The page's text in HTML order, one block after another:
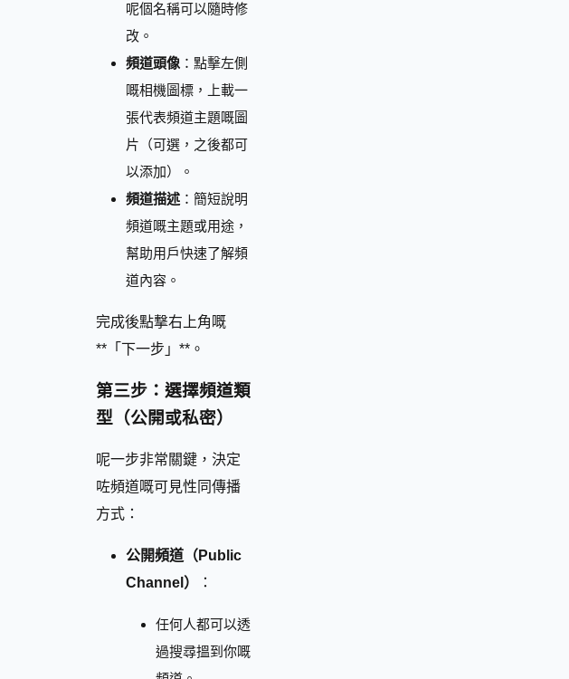
呢個名稱可以隨時修
改。
頻道頭像：點擊左側
嘅相機圖標，上載一
張代表頻道主題嘅圖
片（可選，之後都可
以添加）。
頻道描述：簡短說明
頻道嘅主題或用途，
幫助用戶快速了解頻
道內容。
完成後點撃右上角嘅
**「下一步」**。
第三步：選擇頻道類
型（公開或私密）
呢一步非常關鍵，決定
咗頻道嘅可見性同傳播
方式：
公開頻道（Public
Channel）
：
任何人都可以透
過搜尋搵到你嘅